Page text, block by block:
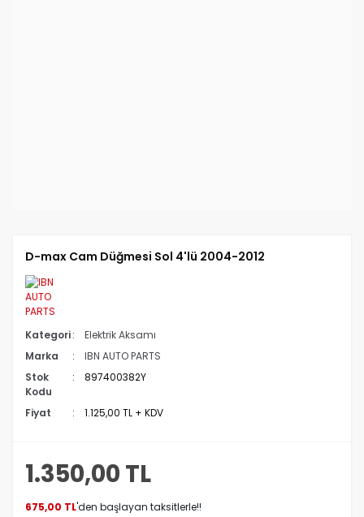
D-max Cam Düğmesi Sol 4'lü 2004-2012
Kategori
Elektrik Aksamı
Marka
IBN AUTO PARTS
Stok
Kodu
897400382Y
Fiyat 1.125,00 TL + KDV
1.350,00 TL
675,00 TL'den başlayan taksitlerle!!